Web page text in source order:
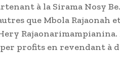
à la Sirama Nosy
que Mbola Rajaonah
Rajaonarimampianina.
profits en revendant à